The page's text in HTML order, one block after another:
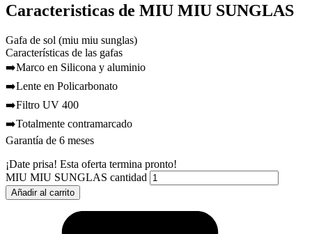
Caracteristicas de MIU MIU SUNGLAS
Gafa de sol (miu miu sunglas)
Características de las gafas
➡️Marco en Silicona y aluminio
➡️Lente en Policarbonato
➡️Filtro UV 400
➡️Totalmente contramarcado
Garantía de 6 meses
¡Date prisa! Esta oferta termina pronto!
MIU MIU SUNGLAS cantidad
Añadir al carrito